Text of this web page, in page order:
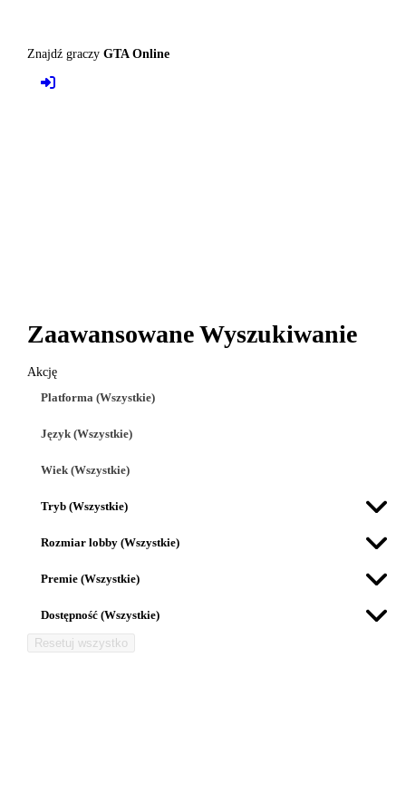
Znajdź graczy GTA Online
Zaawansowane Wyszukiwanie
Akcję
Platforma (Wszystkie)
Język (Wszystkie)
Wiek (Wszystkie)
Tryb (Wszystkie)
Rozmiar lobby (Wszystkie)
Premie (Wszystkie)
Dostępność (Wszystkie)
Resetuj wszystko